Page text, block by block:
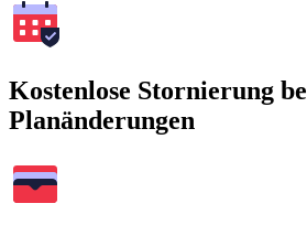
Kostenlose Stornierung
Planänderungen